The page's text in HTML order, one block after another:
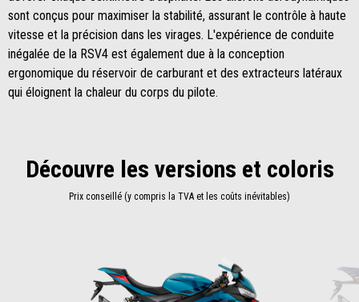
sont conçus pour maximiser la stabilité, assurant le contrôle à haute
vitesse et la précision dans les virages. L'expérience de conduite
inégalée de la RSV4 est également due à la conception
ergonomique du réservoir de carburant et des extracteurs latéraux
qui éloignent la chaleur du corps du pilote.
Découvre les versions et coloris
Prix conseillé (y compris la TVA et les coûts inévitables)